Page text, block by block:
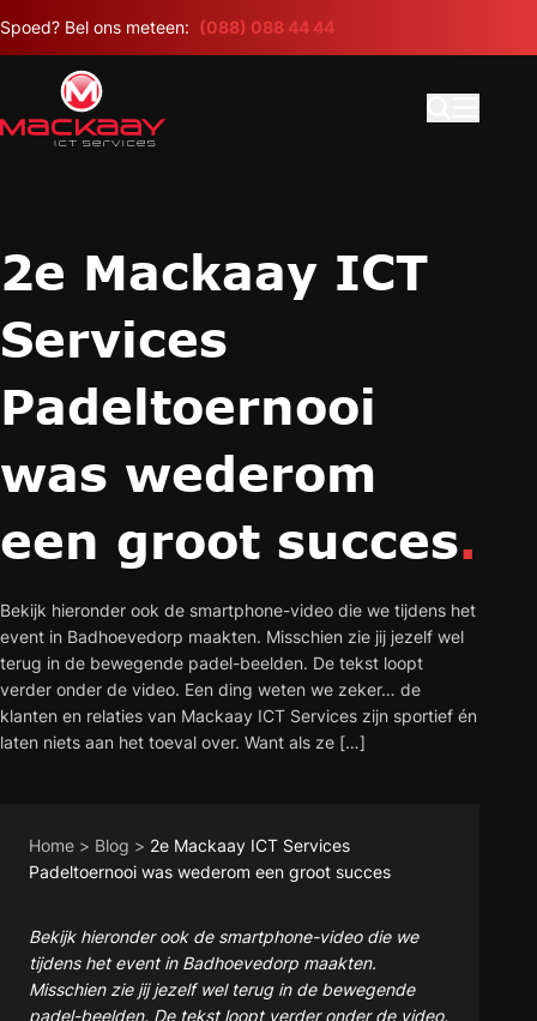
Spoed? Bel ons meteen: (088) 088 44 44
2e Mackaay ICT
Services
Padeltoernooi
was wederom
een groot succes.
Bekijk hieronder ook de smartphone-video die we tijdens het
event in Badhoevedorp maakten. Misschien zie jij jezelf wel
terug in de bewegende padel-beelden. De tekst loopt
verder onder de video. Een ding weten we zeker… de
klanten en relaties van Mackaay ICT Services zijn sportief én
laten niets aan het toeval over. Want als ze […]
Home > Blog > 2e Mackaay ICT Services
Padeltoernooi was wederom een groot succes
Bekijk hieronder ook de smartphone-video die we
tijdens het event in Badhoevedorp maakten.
Misschien zie jij jezelf wel terug in de bewegende
padel-beelden. De tekst loopt verder onder de video.